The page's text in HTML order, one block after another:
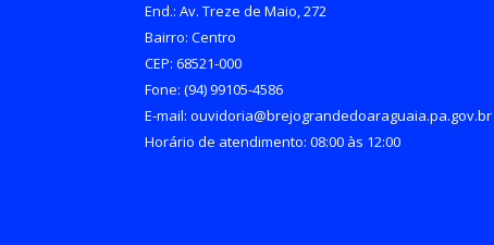
End.: Av. Treze de Maio, 272
Bairro: Centro
CEP: 68521-000
Fone: (94) 99105-4586
E-mail: ouvidoria@brejograndedoaraguaia.pa.gov.br
Horário de atendimento: 08:00 às 12:00